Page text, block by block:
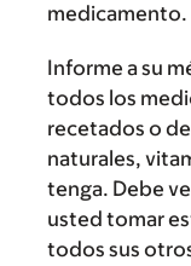
medicamento.
Informe a su
todos los
recetados o
naturales,
tenga. Debe
usted tomar
todos sus